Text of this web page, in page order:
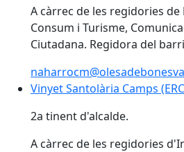
A càrrec de les regidories
Consum i Turisme,
Ciutadana. Regidora del
Vinyet Santolària Camps
Vinyet Santolària Camps
2a tinent d'alcalde.
A càrrec de les regidories